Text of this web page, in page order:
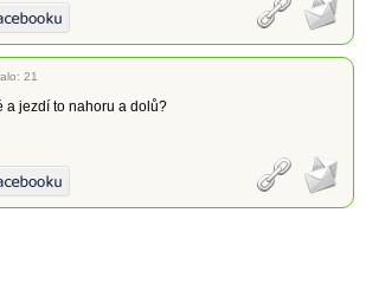
21
a jezdí to nahoru a dolů?